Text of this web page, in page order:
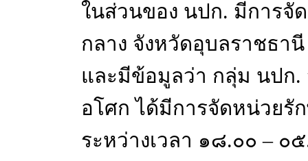
ในส่วนของ นปก. มีการ
กลาง จังหวัดอุบลราชธา
และมีข้อมูลว่า กลุ่ม นปก
อโศก ได้มีการจัดหน่วยรั
ระหว่างเวลา ๑๘.๐๐ –